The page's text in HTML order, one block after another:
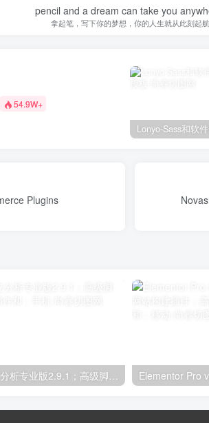
pencil and a dream can take you
拿起笔，写下你的梦想，你的人生就从此刻起航
54.9W+
WoowBot v13.3.6 - Chat Bot for WooCommerce Plugins
独立分析专业版2.9.1；高级脚本、插件和；手机